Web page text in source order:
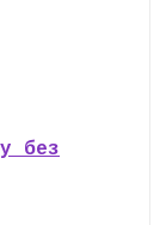
без